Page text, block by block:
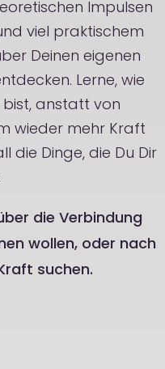
Impulsen
viel praktischem
Deinen eigenen
Lerne, wie
bist, anstatt von
wieder mehr Kraft
die Dinge, die Du Dir
die Verbindung
wollen, oder nach
suchen.